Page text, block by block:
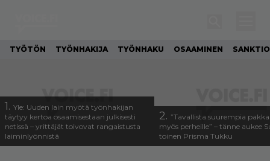
TYÖTÖN TYÖNHAKIJA TYÖNHAKU OSAAMINEN SANKTIO
1. Yle: Uuden lain myötä työnhakijan
täytyy kertoa osaamisestaan julkisesti
netissä – yrittäjät toivovat rangaistusta
laiminlyönnistä
2. ”Tavallista suurempia
myös perheille” – tänne aukee
toinen Prisma Tukku